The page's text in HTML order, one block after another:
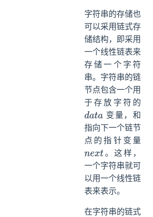
字符串的存储也
可以采用链式存
储结构，即采用
一个线性链表来
存储一个字符
串。字符串的链
节点包含一个用
于存放字符的
data
变量，和
指向下一个链节
点的指针变量
next
。这样，
一个字符串就可
以用一个线性链
表来表示。
在字符串的链式